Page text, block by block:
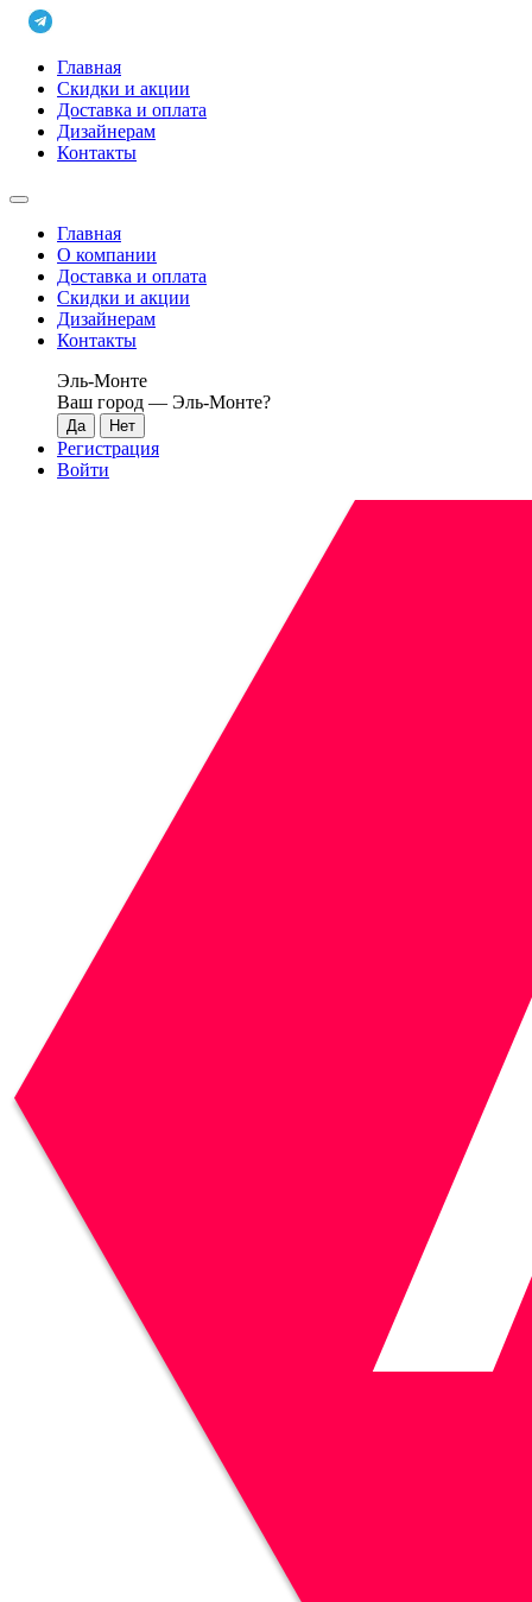
Главная
Скидки и акции
Доставка и оплата
Дизайнерам
Контакты
Главная
О компании
Доставка и оплата
Скидки и акции
Дизайнерам
Контакты
Эль-Монте
Ваш город — Эль-Монте?
Регистрация
Войти